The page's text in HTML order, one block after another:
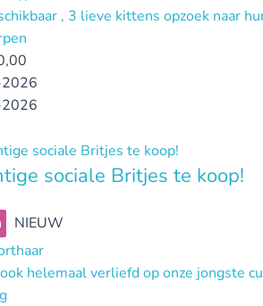
, 3 lieve kittens opzoek naar
sociale Britjes te koop!
NIEUW
helemaal verliefd op onze jongste